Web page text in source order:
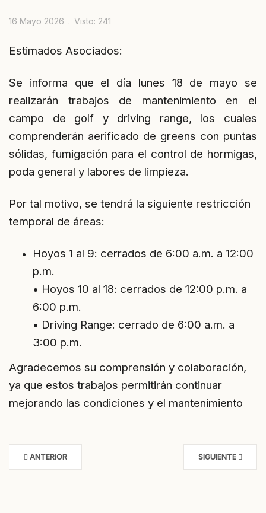
16 Mayo 2026 Visto: 241
Estimados Asociados:
Se informa que el día lunes 18 de mayo se
realizarán trabajos de mantenimiento en el
campo de golf y driving range, los cuales
comprenderán aerificado de greens con puntas
sólidas, fumigación para el control de hormigas,
poda general y labores de limpieza.
Por tal motivo, se tendrá la siguiente restricción
temporal de áreas:
Hoyos 1 al 9: cerrados de 6:00 a.m. a 12:00
p.m.
• Hoyos 10 al 18: cerrados de 12:00 p.m. a
6:00 p.m.
• Driving Range: cerrado de 6:00 a.m. a
3:00 p.m.
Agradecemos su comprensión y colaboración,
ya que estos trabajos permitirán continuar
mejorando las condiciones y el mantenimiento
ANTERIOR SIGUIENTE